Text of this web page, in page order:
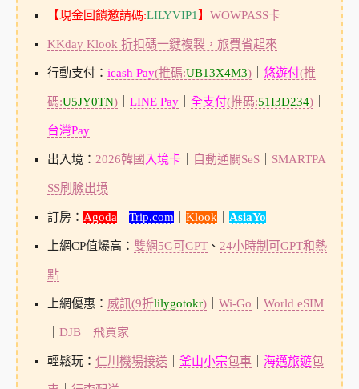
【現金回饋邀請碼:LILYVIP1】 WOWPASS卡
KKday Klook 折扣碼一鍵複製，旅費省起來
行動支付： icash Pay(推碼:UB13X4M3)｜ 悠遊付(推
碼:U5JY0TN)｜ LINE Pay｜ 全支付(推碼:51I3D234)｜
台灣Pay
出入境： 2026韓國 入境卡｜ 自動通關SeS｜ SMARTPA
SS刷臉出境
訂房： Agoda｜ Trip.com｜ Klook｜ AsiaYo
上網CP值爆高： 雙網5G可GPT、 24小時制可GPT和熱
點
上網優惠： 威訊(9折lilygotokr)｜ Wi-Go World eSIM
DJB｜ 飛買家
輕鬆玩： 仁川機場接送 釜山小宗包車｜ 海邁旅遊包